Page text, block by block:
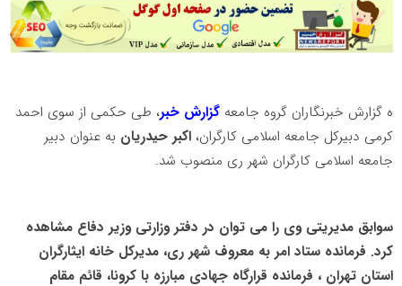
ه گزارش خبرنگاران گروه جامعه گزارش خبر، طی حکمی از سوی احمد
کرمی دبیرکل جامعه اسلامی کارگران، اکبر حیدریان به عنوان دبیر
جامعه اسلامی کارگران شهر ری منصوب شد.
سوابق مدیریتی وی را می توان در دفتر وزارتی وزیر دفاع مشاهده
کرد. فرمانده ستاد امر به معروف شهر ری، مدیرکل خانه ایثارگران
استان تهران ، فرمانده قرارگاه جهادی مبارزه با کرونا، قائم مقام